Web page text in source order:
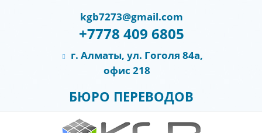
kgb7273@gmail.com
+7778 409 6805
г. Алматы, ул. Гоголя 84а,
офис 218
БЮРО ПЕРЕВОДОВ